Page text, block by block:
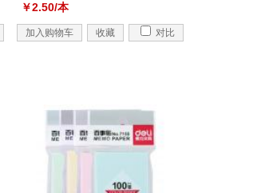
￥2.50/本
加入购物车 收藏 对比